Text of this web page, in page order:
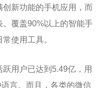
新功能的手机应用，而
覆盖90%以上的智能手
使用工具。
用户已达到5.49亿，用
言。而且，各类的微信